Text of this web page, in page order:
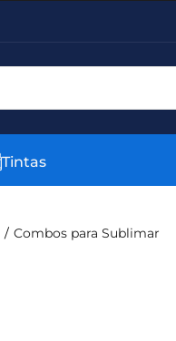
Tintas
Combos para Sublimar